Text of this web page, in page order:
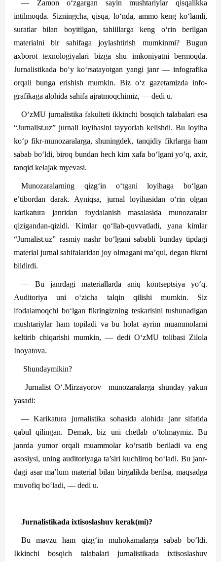
— Zamon o‘zgargan sayin mushtariylar qisqalikka
intilmoqda. Sizningcha, qisqa, lo‘nda, ammo keng ko‘lamli,
suratlar bilan boyitilgan, tahlillarga keng o‘rin berilgan
materialni bir sahifaga joylashtirish mumkinmi? Bugun
axborot texnologiyalari bizga shu imkoniyatni bermoqda.
Jurnalistikada bo‘y ko‘rsatayotgan yangi janr — infografika
orqali bunga erishish mumkin. Biz o‘z gazetamizda info­
grafikaga alohida sahifa ajratmoqchimiz, — dedi u.
O‘zMU jurnalistika fakulteti ikkinchi bosqich talabalari esa
“Jurnalist.uz” jurnali loyihasini tayyorlab kelishdi. Bu loyiha
ko‘p fikr-munozaralarga, shuningdek, tanqidiy fikrlarga ham
sabab bo‘ldi, biroq bundan hech kim xafa bo‘lgani yo‘q, axir,
tanqid kelajak myevasi.
Munozaralarning qizg‘in o‘tgani loyihaga bo‘lgan
e’tibordan darak. Ayniqsa, jurnal loyihasidan o‘rin olgan
karikatura janridan foydalanish masalasida munozaralar
qizigandan-qizidi. Kimlar qo‘llab-quvvatladi, yana kimlar
“Jurnalist.uz” rasmiy nashr bo‘lgani sababli bunday tipdagi
material jurnal sahifalaridan joy olmagani ma’qul, degan fikrni
bildirdi.
— Bu janrdagi materiallarda aniq kontseptsiya yo‘q.
Auditoriya uni o‘zicha talqin qilishi mumkin. Siz
ifodalamoqchi bo‘lgan fikringizning teskarisini tushunadigan
mushtariylar ham topiladi va bu holat ayrim muammolarni
keltirib chiqarishi mumkin, — dedi O‘zMU tolibasi Zilola
Inoyatova.
Shundaymikin?
Jurnalist O‘.Mirzayorov
munozaralarga shunday yakun
yasadi:
— Karikatura jurnalistika sohasida alohida janr sifatida
qabul qilingan. Demak, biz uni chetlab o‘tolmaymiz. Bu
janrda yumor orqali muammolar ko‘rsatib beriladi va eng
asosiysi, uning auditoriyaga ta’siri kuchliroq bo‘ladi. Bu janr­
dagi asar ma’lum material bilan birgalikda berilsa, maqsadga
muvofiq bo‘ladi, — dedi u.
Jurnalistikada ixtisoslashuv kerak(mi)?
Bu mavzu ham qizg‘in muhokamalarga sabab bo‘ldi.
Ikkinchi bos­qich talabalari jurnalistikada ixtisoslashuv